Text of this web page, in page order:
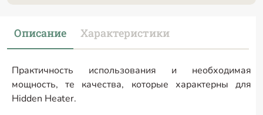
Описание Характеристики
Практичность использования и необходимая
мощность, те качества, которые характерны для
Hidden Heater.